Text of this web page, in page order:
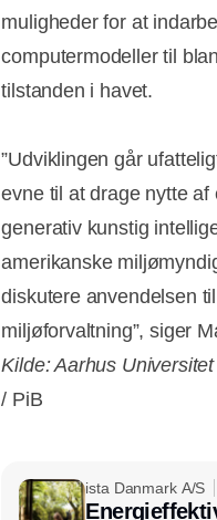
muligheder for at
computermodeller til
tilstanden i havet.
”Udviklingen går
evne til at drage nytte
generativ kunstig
amerikanske
diskutere anvendelsen
miljøforvaltning”, siger
Kilde: Aarhus Universitet
/ PiB
ista Danmark A/S